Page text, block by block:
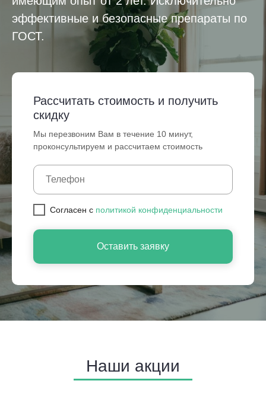
эффективные и безопасные препараты по
ГОСТ.
Рассчитать стоимость и получить
скидку
Мы перезвоним Вам в течение 10 минут,
проконсультируем и рассчитаем стоимость
Cогласен с политикой конфиденциальности
Оставить заявку
Наши акции